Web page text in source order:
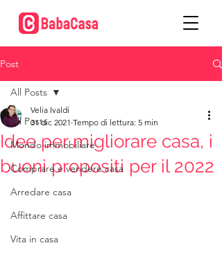
Post
All Posts
Mondo immobiliare
Comprare e vendere casa
Arredare casa
Affittare casa
Vita in casa
All Posts
Idee per migliorare casa, i
buoni propositi per il 2022
Velia Ivaldi
31 dic 2021 Tempo di lettura: 5 min